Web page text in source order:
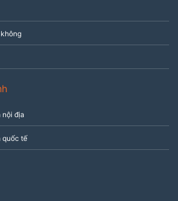
nội địa
quốc tế